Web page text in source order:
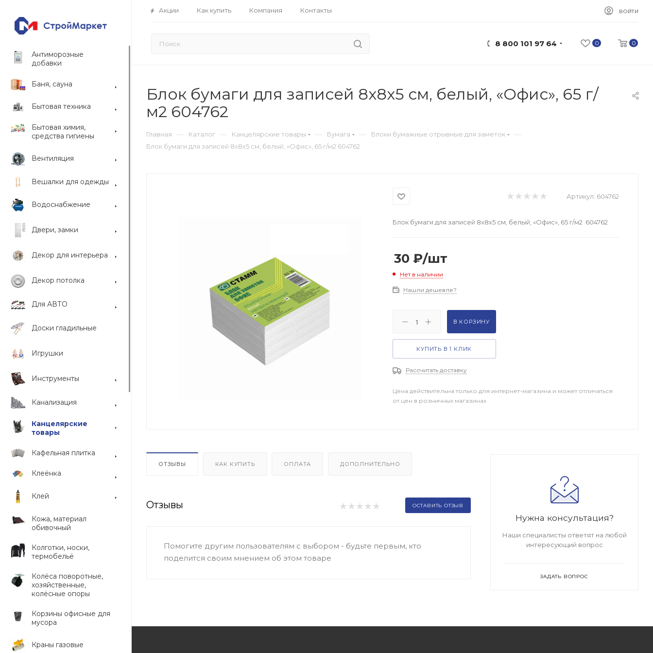
Акции Как купить Компания Контакты ВОЙТИ
0 0
8 800 101 97 64
Антиморозные
добавки
Баня, сауна
Бытовая техника
Бытовая химия,
средства гигиены
Вентиляция
Вешалки для одежды
Водоснабжение
Двери, замки
Декор для интерьера
Декор потолка
Для АВТО
Доски гладильные
Игрушки
Инструменты
Канализация
Канцелярские
товары
Кафельная плитка
Клеёнка
Клей
Кожа, материал
обивочный
Колготки, носки,
термобельё
Колёса поворотные,
хозяйственные,
колёсные опоры
Корзины офисные для
мусора
Краны газовые
Блок бумаги для записей 8x8x5 см, белый, «Офис», 65 г/
м2 604762
Главная — Каталог — Канцелярские товары — Бумага — Блоки бумажные отрывные для заметок —
Блок бумаги для записей 8x8x5 см, белый, «Офис», 65 г/м2 604762
Артикул: 604762
Блок бумаги для записей 8x8x5 см, белый, «Офис», 65 г/м2 604762
30 ₽/шт
Нет в наличии
Нашли дешевле?
В КОРЗИНУ
КУПИТЬ В 1 КЛИК
Рассчитать доставку
Цена действительна только для интернет-магазина и может отличаться
от цен в розничных магазинах
ОТЗЫВЫ КАК КУПИТЬ ОПЛАТА ДОПОЛНИТЕЛЬНО
Отзывы ОСТАВИТЬ ОТЗЫВ
Помогите другим пользователям с выбором - будьте первым, кто
поделится своим мнением об этом товаре
Нужна консультация?
Наши специалисты ответят на любой
интересующий вопрос
ЗАДАТЬ ВОПРОС